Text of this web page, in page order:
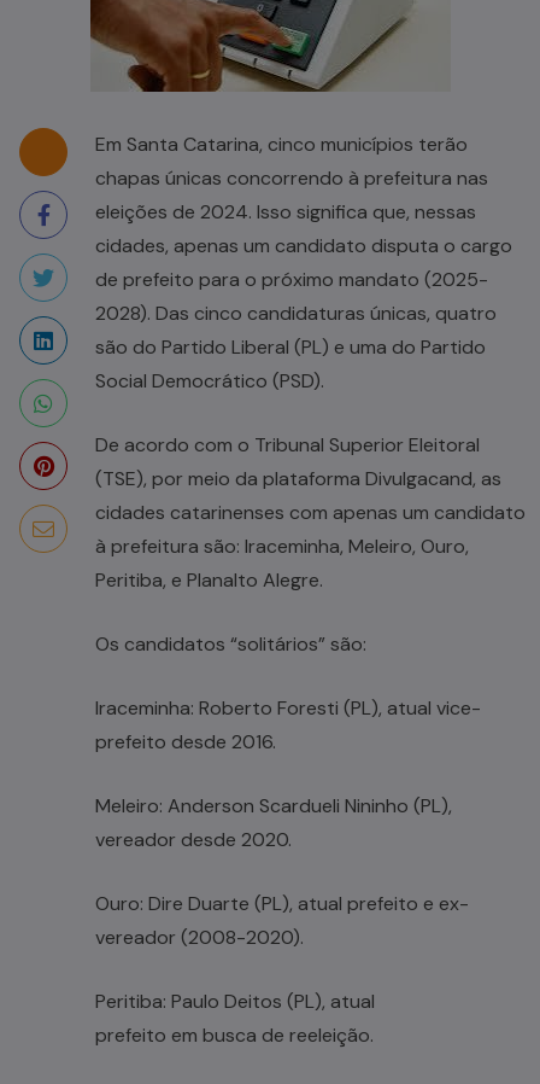
Em Santa Catarina, cinco municípios terão
chapas únicas concorrendo à prefeitura nas
eleições de 2024. Isso significa que, nessas
cidades, apenas um candidato disputa o cargo
de prefeito para o próximo mandato (2025-
2028). Das cinco candidaturas únicas, quatro
são do Partido Liberal (PL) e uma do Partido
Social Democrático (PSD).
De acordo com o Tribunal Superior Eleitoral
(TSE), por meio da plataforma Divulgacand, as
cidades catarinenses com apenas um candidato
à prefeitura são: Iraceminha, Meleiro, Ouro,
Peritiba, e Planalto Alegre.
Os candidatos “solitários” são:
Iraceminha: Roberto Foresti (PL), atual vice-
prefeito desde 2016.
Meleiro: Anderson Scardueli Nininho (PL),
vereador desde 2020.
Ouro: Dire Duarte (PL), atual prefeito e ex-
vereador (2008-2020).
Peritiba: Paulo Deitos (PL), atual
prefeito em busca de reeleição.